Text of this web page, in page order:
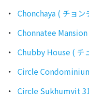
Chonchaya ( チョン
Chonnatee
Chubby House ( チ
Circle
Circle Sukhumvit